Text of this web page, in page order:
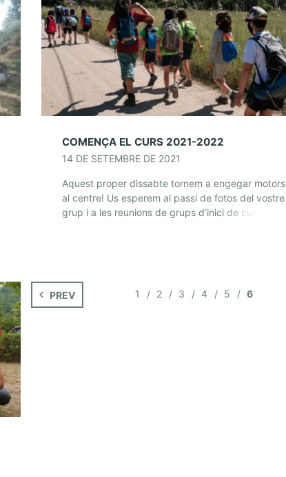
COMENÇA EL CURS 2021-2022
14 DE SETEMBRE DE 2021
Aquest proper dissabte tornem a engegar motors
al centre! Us esperem al passi de fotos del vostre
grup i a les reunions de grups d’inici de curs de la
PREV 1 2 3 4 5 6